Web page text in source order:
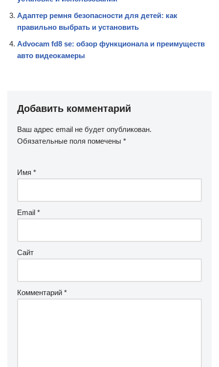
Адаптер ремня безопасности для детей: как
правильно выбрать и установить
Advocam fd8 se: обзор функционала и преимуществ
авто видеокамеры
Добавить комментарий
Ваш адрес email не будет опубликован.
Обязательные поля помечены *
Имя *
Email *
Сайт
Комментарий *